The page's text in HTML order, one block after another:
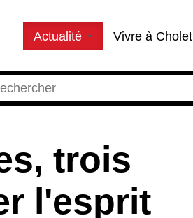
Actualité Vivre à Cholet
trois
l'esprit